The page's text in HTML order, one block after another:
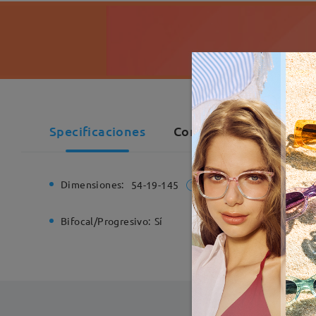
Specificaciones Comentarios de
Dimensiones: 54-19-145 Ancho
Bifocal/Progresivo: Sí Bisagra